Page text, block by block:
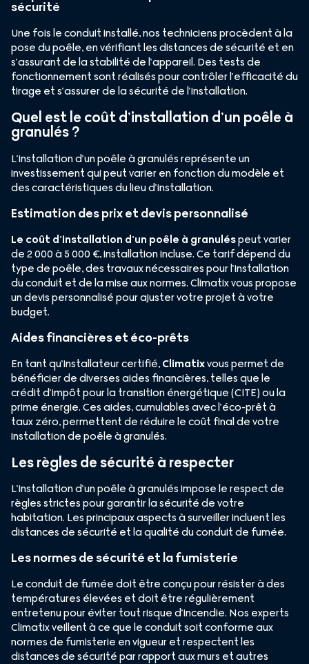
sécurité
Une fois le conduit installé, nos techniciens procèdent à la
pose du poêle, en vérifiant les distances de sécurité et en
s’assurant de la stabilité de l’appareil. Des tests de
fonctionnement sont réalisés pour contrôler l’efficacité du
tirage et s’assurer de la sécurité de l’installation.
Quel est le coût d’installation d’un poêle à
granulés ?
L’installation d’un poêle à granulés représente un
investissement qui peut varier en fonction du modèle et
des caractéristiques du lieu d’installation.
Estimation des prix et devis personnalisé
Le coût d’installation d’un poêle à granuléspeut varier
de 2 000 à 5 000 €, installation incluse. Ce tarif dépend du
type de poêle, des travaux nécessaires pour l’installation
du conduit et de la mise aux normes. Climatix vous propose
un devis personnalisé pour ajuster votre projet à votre
budget.
Aides financières et éco-prêts
En tant qu’installateur certifié,Climatixvous permet de
bénéficier de diverses aides financières, telles que le
crédit d’impôt pour la transition énergétique (CITE) ou la
prime énergie. Ces aides, cumulables avec l’éco-prêt à
taux zéro, permettent de réduire le coût final de votre
installation de poêle à granulés.
Les règles de sécurité à respecter
L’installation d’un poêle à granulés impose le respect de
règles strictes pour garantir la sécurité de votre
habitation. Les principaux aspects à surveiller incluent les
distances de sécurité et la qualité du conduit de fumée.
Les normes de sécurité et la fumisterie
Le conduit de fumée doit être conçu pour résister à des
températures élevées et doit être régulièrement
entretenu pour éviter tout risque d’incendie. Nos experts
Climatix veillent à ce que le conduit soit conforme aux
normes de fumisterie en vigueur et respectent les
distances de sécurité par rapport aux murs et autres